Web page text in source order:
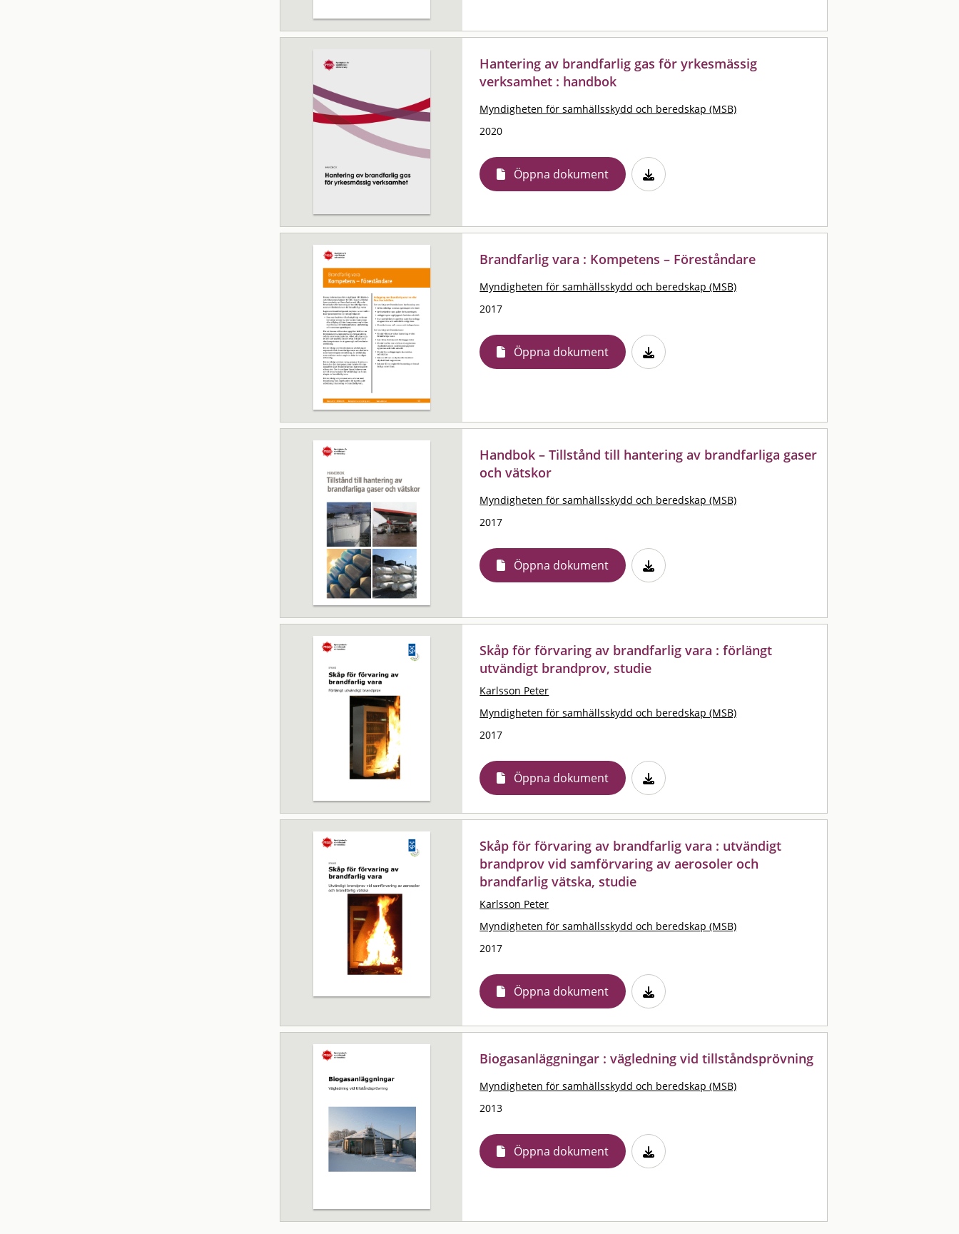
Hantering av brandfarlig gas för yrkesmässig
verksamhet : handbok
Myndigheten för samhällsskydd och beredskap (MSB)
2020
Öppna dokument
Brandfarlig vara : Kompetens – Föreståndare
Myndigheten för samhällsskydd och beredskap (MSB)
2017
Öppna dokument
Handbok – Tillstånd till hantering av brandfarliga gaser
och vätskor
Myndigheten för samhällsskydd och beredskap (MSB)
2017
Öppna dokument
Skåp för förvaring av brandfarlig vara : förlängt
utvändigt brandprov, studie
Karlsson Peter
Myndigheten för samhällsskydd och beredskap (MSB)
2017
Öppna dokument
Skåp för förvaring av brandfarlig vara : utvändigt
brandprov vid samförvaring av aerosoler och
brandfarlig vätska, studie
Karlsson Peter
Myndigheten för samhällsskydd och beredskap (MSB)
2017
Öppna dokument
Biogasanläggningar : vägledning vid tillståndsprövning
Myndigheten för samhällsskydd och beredskap (MSB)
2013
Öppna dokument